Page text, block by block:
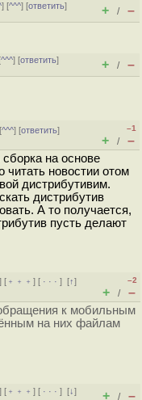
] [^^^] [ответить]
+ / –
^^^] [ответить]
+ / –
^^^] [ответить]
–1
+ / –
на основе
новостии отом
дистрибутивим.
дистрибутив
А то получается,
пусть делают
] [ ﹢﹢﹢] [ · · ·][↑]
–2
+ / –
к мобильным
на них файлам
] [ ﹢﹢﹢] [ · · ·][↓]
+ / –